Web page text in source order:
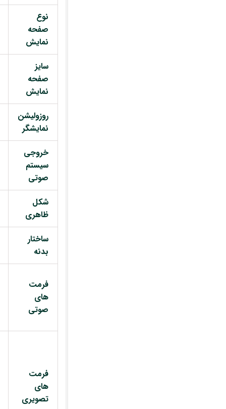
نوع
صفحه
نمایش
سایز
صفحه
نمایش
روزولیشن
نمایشگر
خروجی
سیستم
صوتی
شکل
ظاهری
ساختار
بدنه
فرمت
های
صوتی
فرمت
های
تصویری